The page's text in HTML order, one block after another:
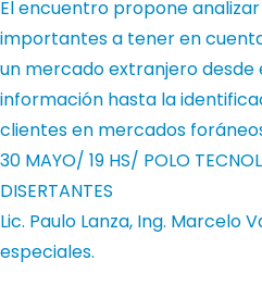
El encuentro propone
importantes a tener en
un mercado extranjero desde
información hasta la
clientes en mercados
30 MAYO/ 19 HS/ POLO
DISERTANTES
Lic. Paulo Lanza, Ing. Marcelo
especiales.